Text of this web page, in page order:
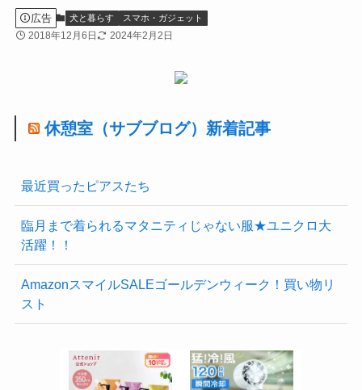
広告 犬と暮らす スマホ・ガジェット
2018年12月6日 2024年2月2日
休憩室（サブブログ）新着記事
最近買ったピアスたち
臨月まで着られるマタニティじゃない服★ユニクロ大
活躍！！
AmazonスマイルSALEゴールデンウィーク！買い物リ
スト